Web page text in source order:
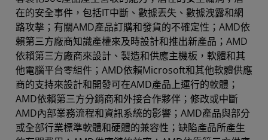
在的安全事件，包括IT中斷、數據丟失、數據洩露和網
路攻擊；有關AMD產品訂購和發貨的不確定性；AMD依
賴第三方廠商知識產權來及時設計和推出新產品；AMD
依賴第三方廠商來設計、製造和供應主機板，軟體和其
他電腦平台零組件；AMD依賴Microsoft和其他軟體供應
商的支持來設計和開發可在AMD產品上運行的軟體；
AMD依賴第三方分銷商和外接合作夥伴；修改或中斷
AMD內部業務流程和資訊系統的影響；AMD產品與部分
或全部行業標準軟體和硬體的兼容性；缺陷產品所產生